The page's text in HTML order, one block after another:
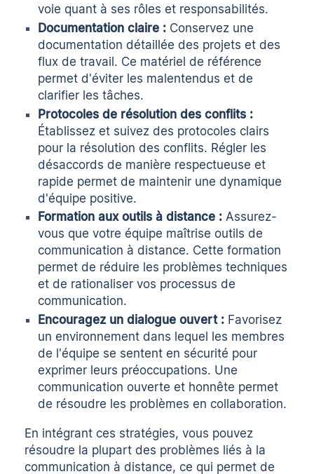
voie quant à ses rôles et responsabilités.
Documentation claire : Conservez une
documentation détaillée des projets et des
flux de travail. Ce matériel de référence
permet d'éviter les malentendus et de
clarifier les tâches.
Protocoles de résolution des conflits :
Établissez et suivez des protocoles clairs
pour la résolution des conflits. Régler les
désaccords de manière respectueuse et
rapide permet de maintenir une dynamique
d'équipe positive.
Formation aux outils à distance : Assurez-
vous que votre équipe maîtrise outils de
communication à distance. Cette formation
permet de réduire les problèmes techniques
et de rationaliser vos processus de
communication.
Encouragez un dialogue ouvert : Favorisez
un environnement dans lequel les membres
de l'équipe se sentent en sécurité pour
exprimer leurs préoccupations. Une
communication ouverte et honnête permet
de résoudre les problèmes en collaboration.
En intégrant ces stratégies, vous pouvez
résoudre la plupart des problèmes liés à la
communication à distance, ce qui permet de